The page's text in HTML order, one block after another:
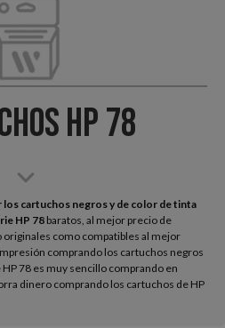
HP 78
los cartuchos negros y de color de tinta
HP 78 baratos, al mejor precio de
como compatibles al mejor
comprando los cartuchos negros
78 es muy sencillo comprando en
dinero comprando los cartuchos de HP